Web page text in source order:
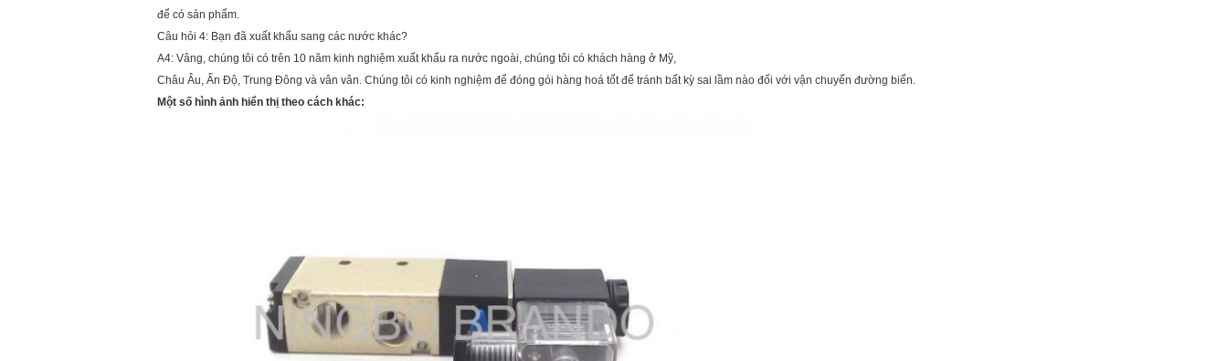
để có sản phẩm.
Câu hỏi 4: Bạn đã xuất khẩu sang các nước khác?
A4: Vâng, chúng tôi có trên 10 năm kinh nghiệm xuất khẩu ra nước ngoài, chúng tôi có khách hàng ở Mỹ,
Châu Âu, Ấn Độ, Trung Đông và vân vân. Chúng tôi có kinh nghiệm để đóng gói hàng hoá tốt để tránh bất kỳ sai lầm nào đối với vận chuyển đường biển.
Một số hình ảnh hiển thị theo cách khác: